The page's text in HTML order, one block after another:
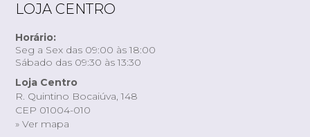
LOJA CENTRO
Horário:
Seg a Sex das 09:00 às 18:00
Sábado das 09:30 às 13:30
Loja Centro
R. Quintino Bocaiúva, 148
CEP 01004-010
» Ver mapa